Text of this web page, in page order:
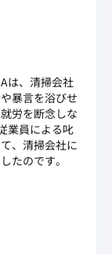
は、清掃会社
暴言を浴びせ
労を断念しな
業員による叱
、清掃会社に
たのです。